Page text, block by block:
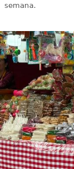
semana.